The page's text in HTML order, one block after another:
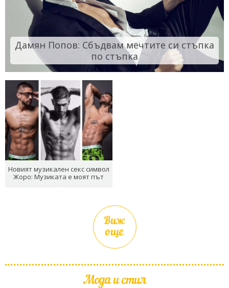
Дамян Попов: Сбъдвам мечтите си стъпка
по стъпка
Новият музикален секс символ
Жоро: Музиката е моят път
Виж
още
Мода и стил